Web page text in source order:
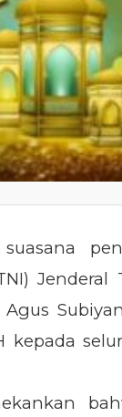
Jenderal
kepada